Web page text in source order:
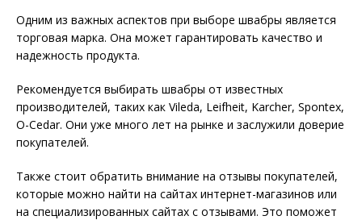
Одним из важных аспектов при выборе швабры является
торговая марка. Она может гарантировать качество и
надежность продукта.
Рекомендуется выбирать швабры от известных
производителей, таких как Vileda, Leifheit, Karcher, Spontex,
O-Cedar. Они уже много лет на рынке и заслужили доверие
покупателей.
Также стоит обратить внимание на отзывы покупателей,
которые можно найти на сайтах интернет-магазинов или
на специализированных сайтах с отзывами. Это поможет